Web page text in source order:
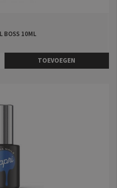
BOSS 10ML
TOEVOEGEN